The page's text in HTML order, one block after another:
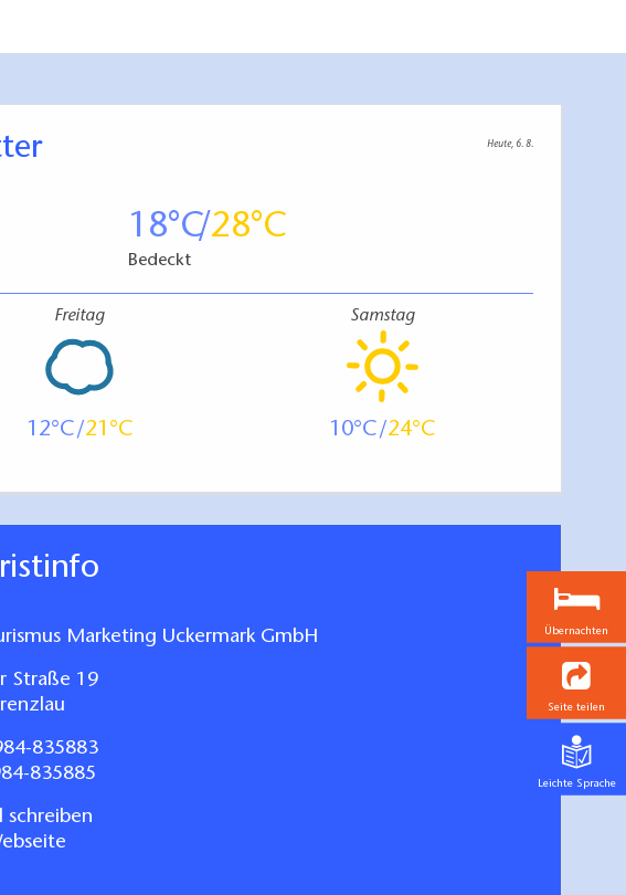
Heute, 6. 8.
18 28
Bedeckt
Freitag
12 21
Samstag
10 24
Jetzt ansehen/bestellen
Marketing Uckermark GmbH
Straße 19
835883
835885
schreiben
Übernachten
Seite teilen
Leichte Sprache